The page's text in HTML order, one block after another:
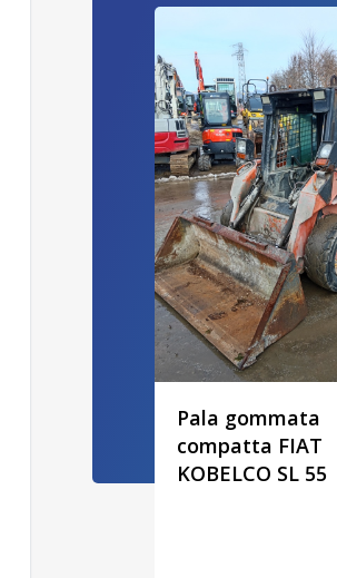
Pala gommata
compatta FIAT
KOBELCO SL 55